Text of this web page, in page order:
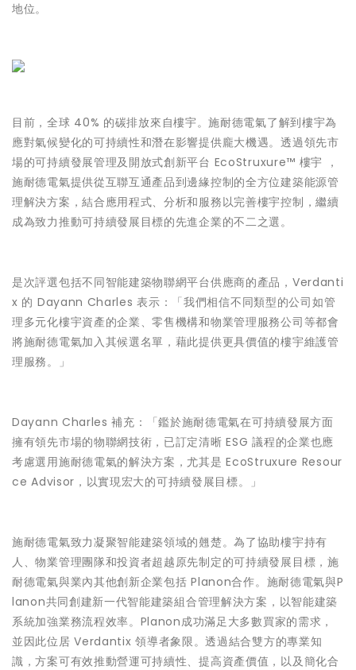
地位。
目前，全球 40% 的碳排放來自樓宇。施耐德電氣了解到樓宇為
應對氣候變化的可持續性和潛在影響提供龐大機遇。透過領先市
場的可持續發展管理及開放式創新平台 EcoStruxure™ 樓宇 ，
施耐德電氣提供從互聯互通產品到邊緣控制的全方位建築能源管
理解決方案，結合應用程式、分析和服務以完善樓宇控制，繼續
成為致力推動可持續發展目標的先進企業的不二之選。
是次評選包括不同智能建築物聯網平台供應商的產品，Verdanti
x 的 Dayann Charles 表示：「我們相信不同類型的公司如管
理多元化樓宇資產的企業、零售機構和物業管理服務公司等都會
將施耐德電氣加入其候選名單，藉此提供更具價值的樓宇維護管
理服務。」
Dayann Charles 補充：「鑑於施耐德電氣在可持續發展方面
擁有領先市場的物聯網技術，已訂定清晰 ESG 議程的企業也應
考慮選用施耐德電氣的解決方案，尤其是 EcoStruxure Resour
ce Advisor，以實現宏大的可持續發展目標。」
施耐德電氣致力凝聚智能建築領域的翹楚。為了協助樓宇持有
人、物業管理團隊和投資者超越原先制定的可持續發展目標，施
耐德電氣與業內其他創新企業包括 Planon合作。施耐德電氣與P
lanon共同創建新一代智能建築組合管理解決方案，以智能建築
系統加強業務流程效率。Planon成功滿足大多數買家的需求，
並因此位居 Verdantix 領導者象限。透過結合雙方的專業知
識，方案可有效推動營運可持續性、提高資產價值，以及簡化合